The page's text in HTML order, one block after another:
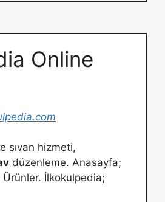
Online
sıvan hizmeti,
düzenleme. Anasayfa;
Ürünler. İlkokulpedia;